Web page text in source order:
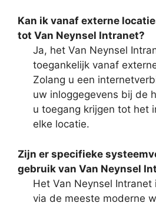
Kan ik vanaf externe
tot Van Neynsel Intranet?
Ja, het Van Neynsel
toegankelijk vanaf
Zolang u een
uw inloggegevens bij de
u toegang krijgen tot het
elke locatie.
Zijn er specifieke
gebruik van Van Neynsel
Het Van Neynsel Intranet
via de meeste moderne